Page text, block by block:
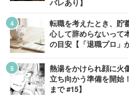
バレあり】
転職を考えたとき、貯
心して辞めらないって
の目安【「退職プロ」
熱湯をかけられ顔に
立ち向かう準備を開始
まで #15】